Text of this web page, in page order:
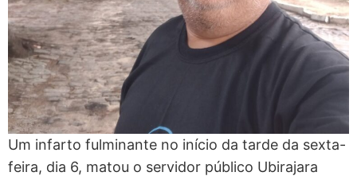
Um infarto fulminante no início da tarde da sexta-
feira, dia 6, matou o servidor público Ubirajara